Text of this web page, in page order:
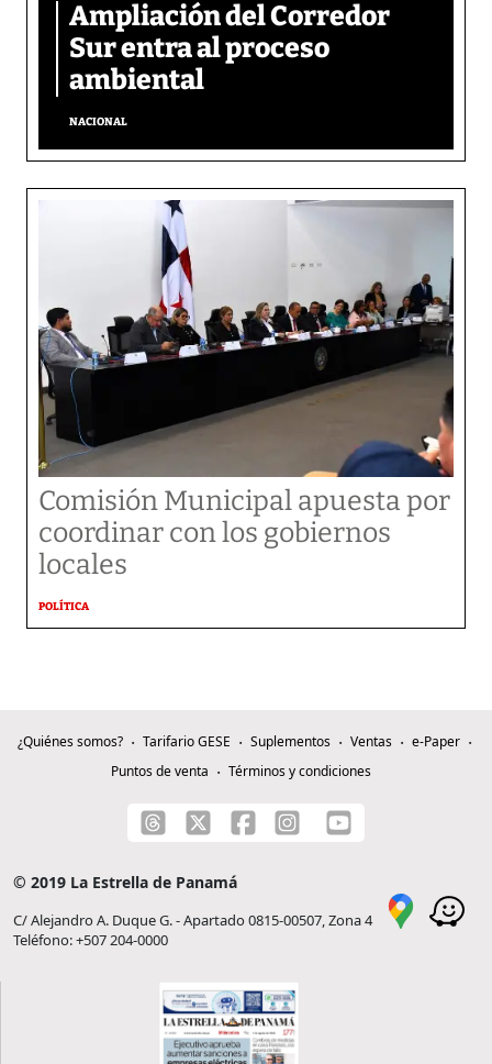
Ampliación del Corredor
Sur entra al proceso
ambiental
NACIONAL
Comisión Municipal apuesta por
coordinar con los gobiernos
locales
POLÍTICA
¿Quiénes somos? Tarifario GESE Suplementos Ventas
e-Paper
Puntos de venta
Términos y condiciones
© 2019 La Estrella de Panamá
C/ Alejandro A. Duque G. - Apartado 0815-00507, Zona 4
Teléfono: +507 204-0000